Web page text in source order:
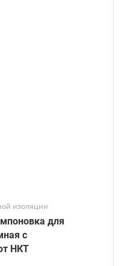
изоляции
для
с
НКТ